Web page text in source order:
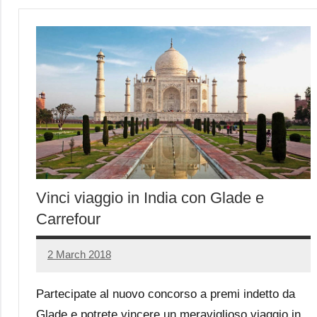
Vinci viaggio in India con Glade e
Carrefour
2 March 2018
Luca
No
Partecipate al nuovo concorso a premi indetto da